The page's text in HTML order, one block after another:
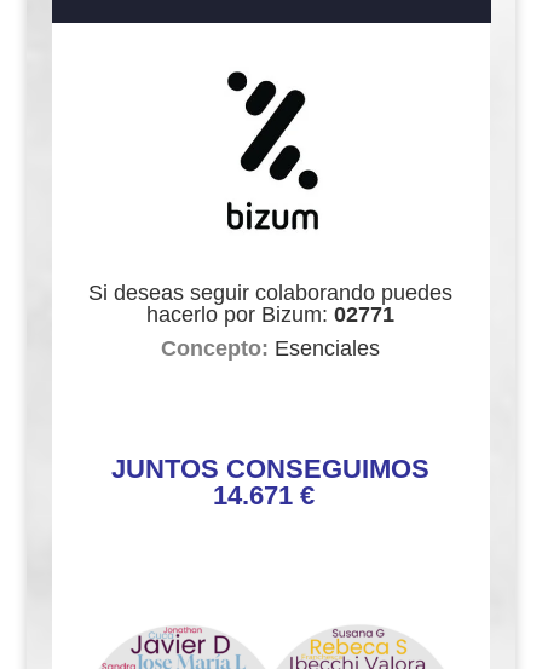
Si deseas seguir colaborando puedes
hacerlo por Bizum:02771
Concepto: Esenciales
JUNTOS CONSEGUIMOS
14.671 €